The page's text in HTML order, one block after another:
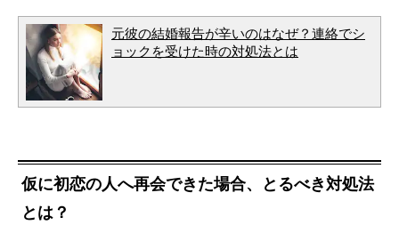
元彼の結婚報告が辛いのはなぜ？連絡でシ
ョックを受けた時の対処法とは
仮に初恋の人へ再会できた場合、とるべき対処法
とは？